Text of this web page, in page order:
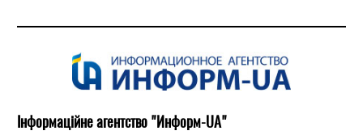
Інформаційне агентство "Информ-UA"